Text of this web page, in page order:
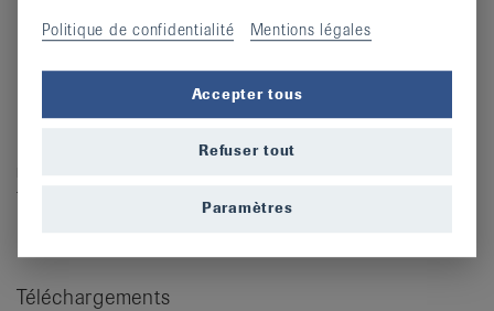
Pension d'invalidité / prestations complémentaires
Revendication des survivants.
Pour de plus amples renseignements ou pour un
téléphone au 021 623 37 07.
Téléchargements
Politique de confidentialité Mentions légales
Accepter tous
Refuser tout
Paramètres